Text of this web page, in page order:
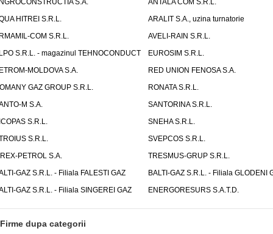
S.A.
ANTALA COM S.R.L.
HITREI S.R.L.
ARALIT S.A., uzina turnatorie
COM S.R.L.
AVELI-RAIN S.R.L.
S.R.L. - magazinul TEHNOCONDUCT
EUROSIM S.R.L.
MOLDOVA S.A.
RED UNION FENOSA S.A.
GAZ GROUP S.R.L.
RONATA S.R.L.
M S.A.
SANTORINA S.R.L.
S.R.L.
SNEHA S.R.L.
S.R.L.
SVEPCOS S.R.L.
PETROL S.A.
TRESMUS-GRUP S.R.L.
GAZ S.R.L. - Filiala FALESTI GAZ
BALTI-GAZ S.R.L. - Filiala GLODENI
GAZ S.R.L. - Filiala SINGEREI GAZ
ENERGORESURS S.A.T.D.
Firme dupa categorii